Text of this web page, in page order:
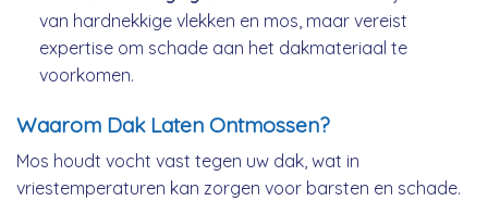
van hardnekkige vlekken en mos, maar vereist
expertise om schade aan het dakmateriaal te
voorkomen.
Waarom Dak Laten Ontmossen?
Mos houdt vocht vast tegen uw dak, wat in
vriestemperaturen kan zorgen voor barsten en schade.